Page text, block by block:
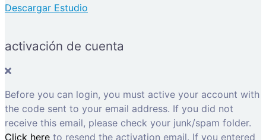
Descargar Estudio
activación de cuenta
Before you can login, you must active your account with
the code sent to your email address. If you did not
receive this email, please check your junk/spam folder.
Click here to resend the activation email. If you entered